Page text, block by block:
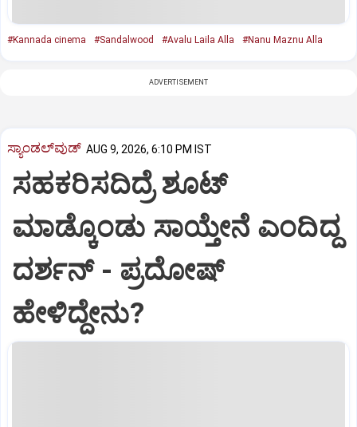
#Kannada cinema #Sandalwood #Avalu Laila Alla #Nanu Maznu Alla
ADVERTISEMENT
ಸ್ಯಾಂಡಲ್‌ವುಡ್‌ AUG 9, 2026, 6:10 PM IST
ಸಹಕರಿಸದಿದ್ರೆ ಶೂಟ್‌
ಮಾಡ್ಕೊಂಡು ಸಾಯ್ತೇನೆ ಎಂದಿದ್ದ
ದರ್ಶನ್‌ - ಪ್ರದೋಷ್‌
ಹೇಳಿದ್ದೇನು?